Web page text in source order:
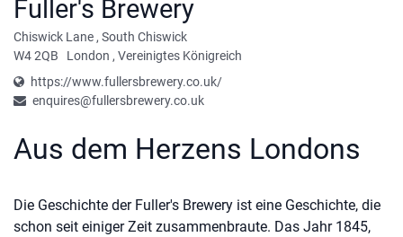
Fuller's Brewery
Chiswick Lane, South Chiswick
W4 2QB
London , Vereinigtes Königreich
https://www.fullersbrewery.co.uk/
enquires@fullersbrewery.co.uk
Aus dem Herzens Londons
Die Geschichte der Fuller's Brewery ist eine Geschichte, die
schon seit einiger Zeit zusammenbraute. Das Jahr 1845,